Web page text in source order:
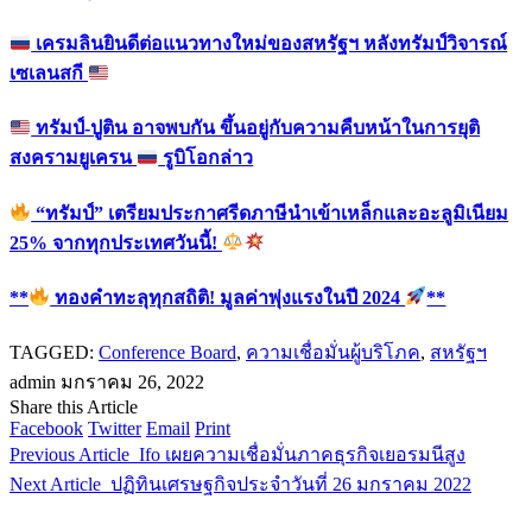
เครมลินยินดีต่อแนวทางใหม่ของสหรัฐฯ หลังทรัมป์วิจารณ์
เซเลนสกี
ทรัมป์-ปูติน อาจพบกัน ขึ้นอยู่กับความคืบหน้าในการยุติ
สงครามยูเครน
รูบิโอกล่าว
“ทรัมป์” เตรียมประกาศรีดภาษีนำเข้าเหล็กและอะลูมิเนียม
25% จากทุกประเทศวันนี้!
** ทองคำทะลุทุกสถิติ! มูลค่าพุ่งแรงในปี 2024 **
TAGGED: Conference Board, ความเชื่อมั่นผู้บริโภค, สหรัฐฯ
admin มกราคม 26, 2022
Share this Article
Facebook Twitter Email Print
Previous Article Ifo เผยความเชื่อมั่นภาคธุรกิจเยอรมนีสูง
Next Article ปฏิทินเศรษฐกิจประจำวันที่ 26 มกราคม 2022